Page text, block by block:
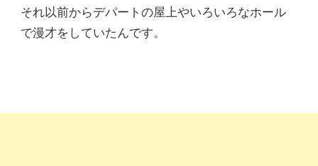
それ以前からデパートの屋上やいろいろなホール
で漫才をしていたんです。